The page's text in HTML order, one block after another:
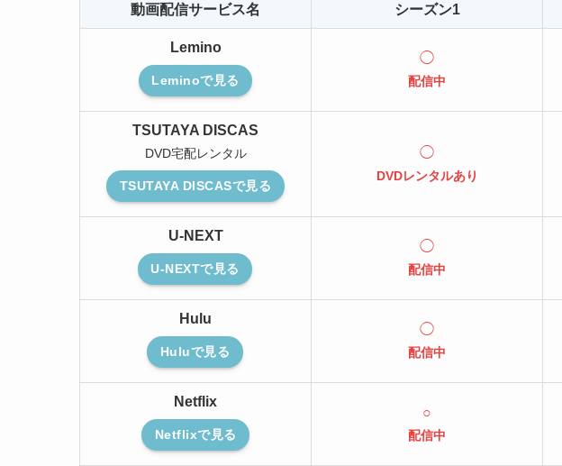
動画配信サービス名 シーズン1
Lemino
Leminoで見る
◯
配信中
TSUTAYA DISCAS
DVD宅配レンタル
TSUTAYA DISCASで見る
◯
DVDレンタルあり
U-NEXT
U-NEXTで見る
◯
配信中
Hulu
Huluで見る
◯
配信中
Netflix
Netflixで見る
○
配信中